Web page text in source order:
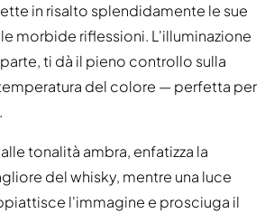
in risalto splendidamente le sue
morbide riflessioni. L'illuminazione
ti dà il pieno controllo sulla
del colore — perfetta per
tonalità ambra, enfatizza la
del whisky, mentre una luce
l'immagine e prosciuga il